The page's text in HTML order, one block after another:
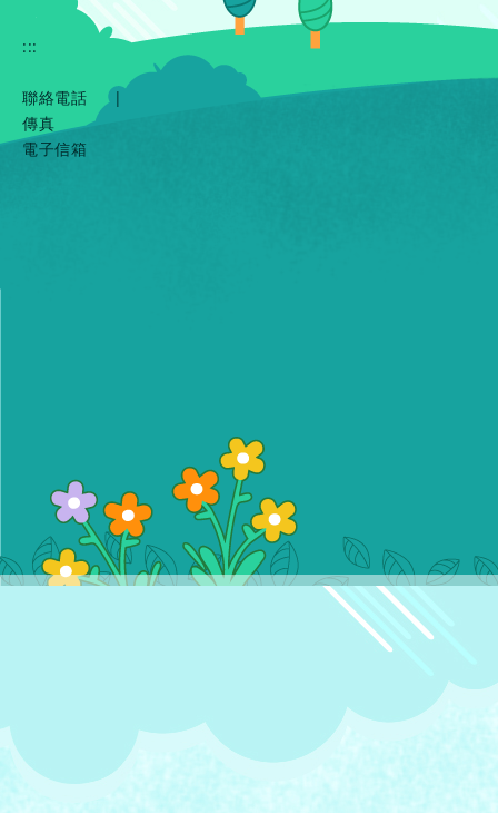
:::
聯絡電話
|
傳真
電子信箱